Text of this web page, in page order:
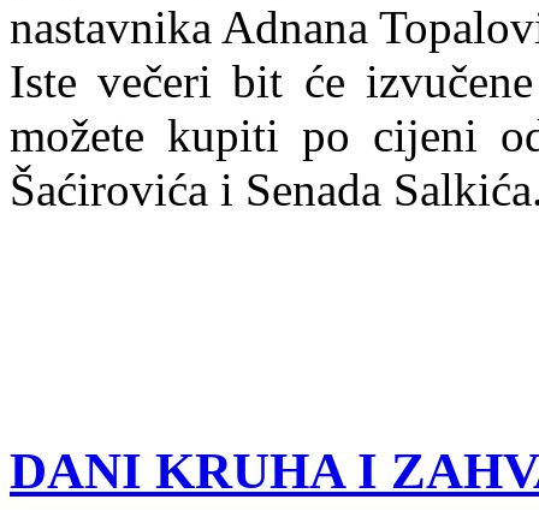
nastavnika Adnana
Iste večeri bit će
možete kupiti po cijeni
Šaćirovića i Senada
DANI KRUHA I